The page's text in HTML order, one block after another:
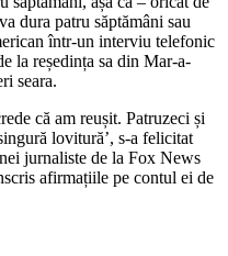
dura patru săptămâni sau
într-un interviu telefonic
la reședința sa din Mar-a-
seara.
că am reușit. Patruzeci și
lovitură’, s-a felicitat
jurnaliste de la Fox News
afirmațiile pe contul ei de